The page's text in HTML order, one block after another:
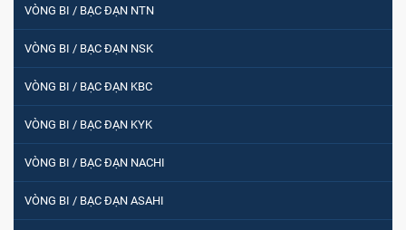
VÒNG BI / BẠC ĐẠN NTN
VÒNG BI / BẠC ĐẠN NSK
VÒNG BI / BẠC ĐẠN KBC
VÒNG BI / BẠC ĐẠN KYK
VÒNG BI / BẠC ĐẠN NACHI
VÒNG BI / BẠC ĐẠN ASAHI